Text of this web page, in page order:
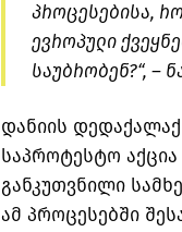
პროცესებისა,
ევროპული
საუბრობენ?“, –
დანიის
საპროტესტო
განკუთვნილი
ამ პროცესებში